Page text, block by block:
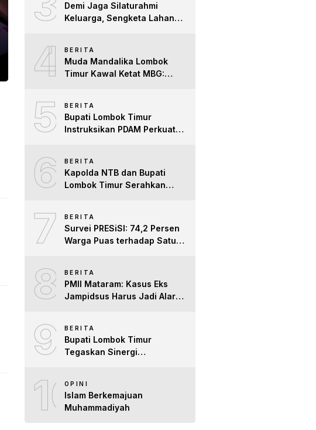
Demi Jaga Silaturahmi
Keluarga, Sengketa Lahan
4 BERITA
Muda Mandalika Lombok
Timur Kawal Ketat MBG:
5 BERITA
Bupati Lombok Timur
Instruksikan PDAM Perkuat
Terpenuhi
6 BERITA
Kapolda NTB dan Bupati
Lombok Timur Serahkan
Kepedulian Sosial
7 BERITA
Survei PRESiSI: 74,2 Persen
Warga Puas terhadap Satu
8 BERITA
PMII Mataram: Kasus Eks
Jampidsus Harus Jadi Alarm
9 BERITA
Bupati Lombok Timur
Tegaskan Sinergi
dan Kapolres Lombok Timur
10
OPINI
Islam Berkemajuan
Muhammadiyah